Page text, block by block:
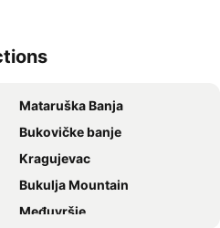
Mataruška Banja
Bukovičke banje
Kragujevac
Bukulja Mountain
Međuvršje